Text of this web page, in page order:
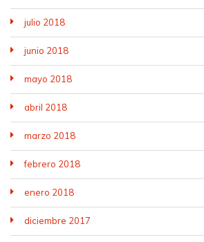
julio 2018
junio 2018
mayo 2018
abril 2018
marzo 2018
febrero 2018
enero 2018
diciembre 2017